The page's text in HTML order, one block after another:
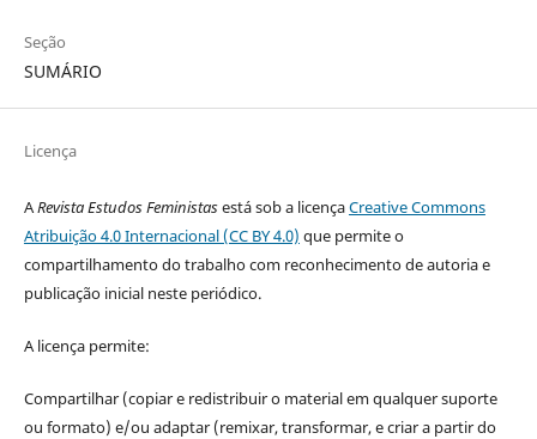
Seção
SUMÁRIO
Licença
ARevista Estudos Feministasestá sob a licençaCreative Commons
Atribuição 4.0 Internacional (CC BY 4.0) que permite o
compartilhamento do trabalho com reconhecimento de autoria e
publicação inicial neste periódico.
A licença permite:
Compartilhar (copiar e redistribuir o material em qualquer suporte
ou formato) e/ou adaptar (remixar, transformar, e criar a partir do